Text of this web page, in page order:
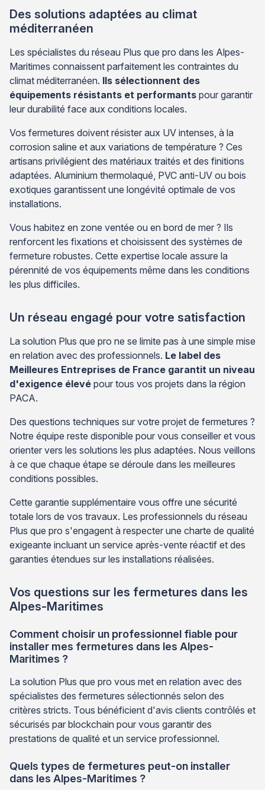
Des solutions adaptées au climat
méditerranéen
Les spécialistes du réseau Plus que pro dans les Alpes-
Maritimes connaissent parfaitement les contraintes du
climat méditerranéen. Ils sélectionnent des
équipements résistants et performants pour garantir
leur durabilité face aux conditions locales.
Vos fermetures doivent résister aux UV intenses, à la
corrosion saline et aux variations de température ? Ces
artisans privilégient des matériaux traités et des finitions
adaptées. Aluminium thermolaqué, PVC anti-UV ou bois
exotiques garantissent une longévité optimale de vos
installations.
Vous habitez en zone ventée ou en bord de mer ? Ils
renforcent les fixations et choisissent des systèmes de
fermeture robustes. Cette expertise locale assure la
pérennité de vos équipements même dans les conditions
les plus difficiles.
Un réseau engagé pour votre satisfaction
La solution Plus que pro ne se limite pas à une simple mise
en relation avec des professionnels. Le label des
Meilleures Entreprises de France garantit un niveau
d'exigence élevé pour tous vos projets dans la région
PACA.
Des questions techniques sur votre projet de fermetures ?
Notre équipe reste disponible pour vous conseiller et vous
orienter vers les solutions les plus adaptées. Nous veillons
à ce que chaque étape se déroule dans les meilleures
conditions possibles.
Cette garantie supplémentaire vous offre une sécurité
totale lors de vos travaux. Les professionnels du réseau
Plus que pro s'engagent à respecter une charte de qualité
exigeante incluant un service après-vente réactif et des
garanties étendues sur les installations réalisées.
Vos questions sur les fermetures dans les
Alpes-Maritimes
Comment choisir un professionnel fiable pour
installer mes fermetures dans les Alpes-
Maritimes ?
La solution Plus que pro vous met en relation avec des
spécialistes des fermetures sélectionnés selon des
critères stricts. Tous bénéficient d'avis clients contrôlés et
sécurisés par blockchain pour vous garantir des
prestations de qualité et un service professionnel.
Quels types de fermetures peut-on installer
dans les Alpes-Maritimes ?